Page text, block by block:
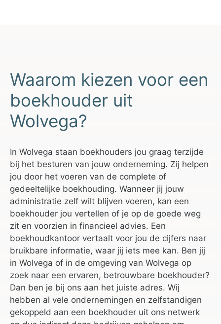
Waarom kiezen voor een
boekhouder uit
Wolvega?
In Wolvega staan boekhouders jou graag terzijde
bij het besturen van jouw onderneming. Zij helpen
jou door het voeren van de complete of
gedeeltelijke boekhouding. Wanneer jij jouw
administratie zelf wilt blijven voeren, kan een
boekhouder jou vertellen of je op de goede weg
zit en voorzien in financieel advies. Een
boekhoudkantoor vertaalt voor jou de cijfers naar
bruikbare informatie, waar jij iets mee kan. Ben jij
in Wolvega of in de omgeving van Wolvega op
zoek naar een ervaren, betrouwbare boekhouder?
Dan ben je bij ons aan het juiste adres. Wij
hebben al vele ondernemingen en zelfstandigen
gekoppeld aan een boekhouder uit ons netwerk